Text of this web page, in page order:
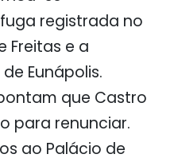
registrada no
Freitas e a
Eunápolis.
que Castro
para renunciar.
ao Palácio de